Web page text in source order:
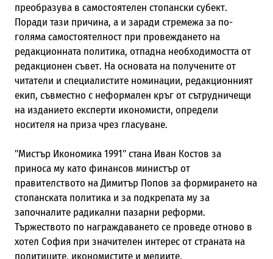
преобразува в самостоятелен стопански субект.
Поради тази причина, а и заради стремежа за по-
голяма самостоятелност при провеждането на
редакционната политика, отпадна необходимостта от
редакционен съвет. На основата на получените от
читатели и специалистите номинации, редакционният
екип, съвместно с неформален кръг от сътрудничещи
на изданието експерти икономисти, определи
носителя на приза чрез гласуване.
"Мистър Икономика 1991" стана Иван Костов за
приноса му като финансов министър от
правителството на Димитър Попов за формирането на
стопанската политика и за подкрепата му за
започналите радикални пазарни реформи.
Тържеството по награждаването се проведе отново в
хотел София при значителен интерес от страната на
политиците, икономистите и медиите.